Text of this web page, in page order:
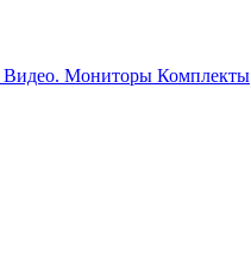
Видео. Мониторы Комплекты